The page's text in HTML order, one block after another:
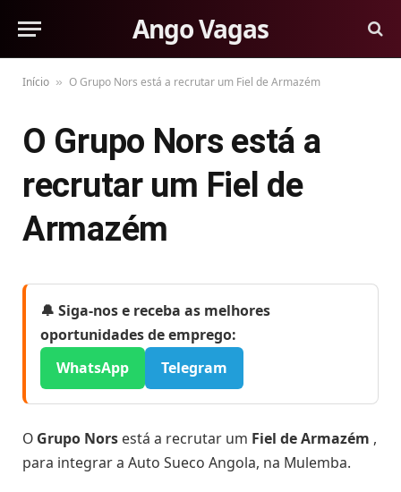
Ango Vagas
Início » O Grupo Nors está a recrutar um Fiel de Armazém
O Grupo Nors está a
recrutar um Fiel de
Armazém
🔔 Siga-nos e receba as melhores
oportunidades de emprego:
WhatsApp
Telegram
O Grupo Nors está a recrutar um Fiel de Armazém ,
para integrar a Auto Sueco Angola, na Mulemba.